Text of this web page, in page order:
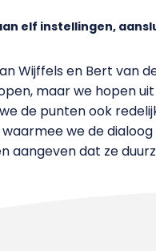
elf instellingen,
Wijffels en Bert van
maar we hopen
de punten ook
we de
dat ze